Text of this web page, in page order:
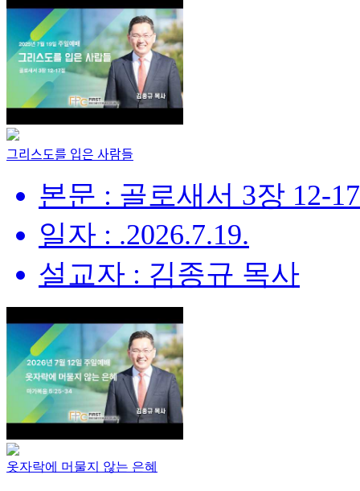
그리스도를 입은 사람들
본문 : 골로새서 3장 12-
일자 : .2026.7.19.
설교자 : 김종규 목사
옷자락에 머물지 않는 은혜